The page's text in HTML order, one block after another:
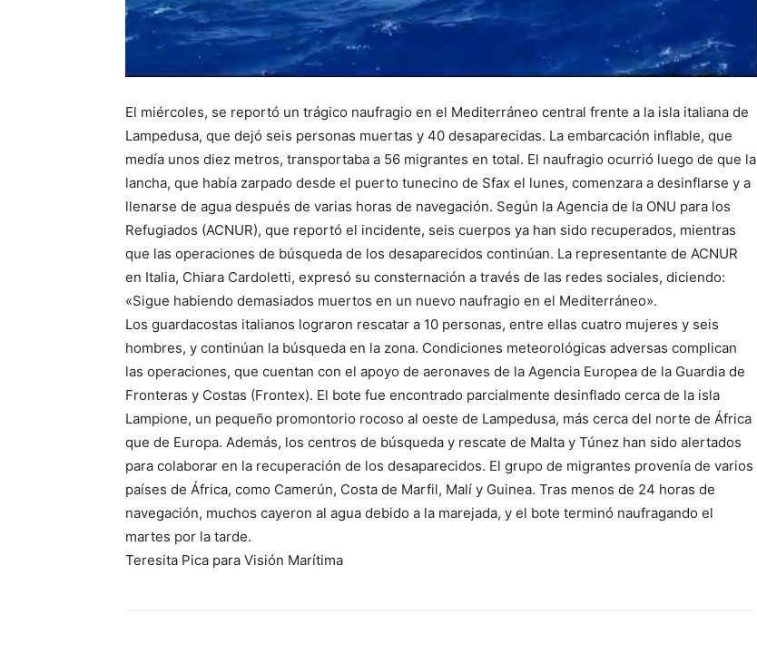
El miércoles, se reportó un trágico naufragio en el Mediterráneo central frente a la isla italiana de
Lampedusa, que dejó seis personas muertas y 40 desaparecidas. La embarcación inflable, que
medía unos diez metros, transportaba a 56 migrantes en total. El naufragio ocurrió luego de que la
lancha, que había zarpado desde el puerto tunecino de Sfax el lunes, comenzara a desinflarse y a
llenarse de agua después de varias horas de navegación. Según la Agencia de la ONU para los
Refugiados (ACNUR), que reportó el incidente, seis cuerpos ya han sido recuperados, mientras
que las operaciones de búsqueda de los desaparecidos continúan. La representante de ACNUR
en Italia, Chiara Cardoletti, expresó su consternación a través de las redes sociales, diciendo:
«Sigue habiendo demasiados muertos en un nuevo naufragio en el Mediterráneo».
Los guardacostas italianos lograron rescatar a 10 personas, entre ellas cuatro mujeres y seis
hombres, y continúan la búsqueda en la zona. Condiciones meteorológicas adversas complican
las operaciones, que cuentan con el apoyo de aeronaves de la Agencia Europea de la Guardia de
Fronteras y Costas (Frontex). El bote fue encontrado parcialmente desinflado cerca de la isla
Lampione, un pequeño promontorio rocoso al oeste de Lampedusa, más cerca del norte de África
que de Europa. Además, los centros de búsqueda y rescate de Malta y Túnez han sido alertados
para colaborar en la recuperación de los desaparecidos. El grupo de migrantes provenía de varios
países de África, como Camerún, Costa de Marfil, Malí y Guinea. Tras menos de 24 horas de
navegación, muchos cayeron al agua debido a la marejada, y el bote terminó naufragando el
martes por la tarde.
Teresita Pica para Visión Marítima